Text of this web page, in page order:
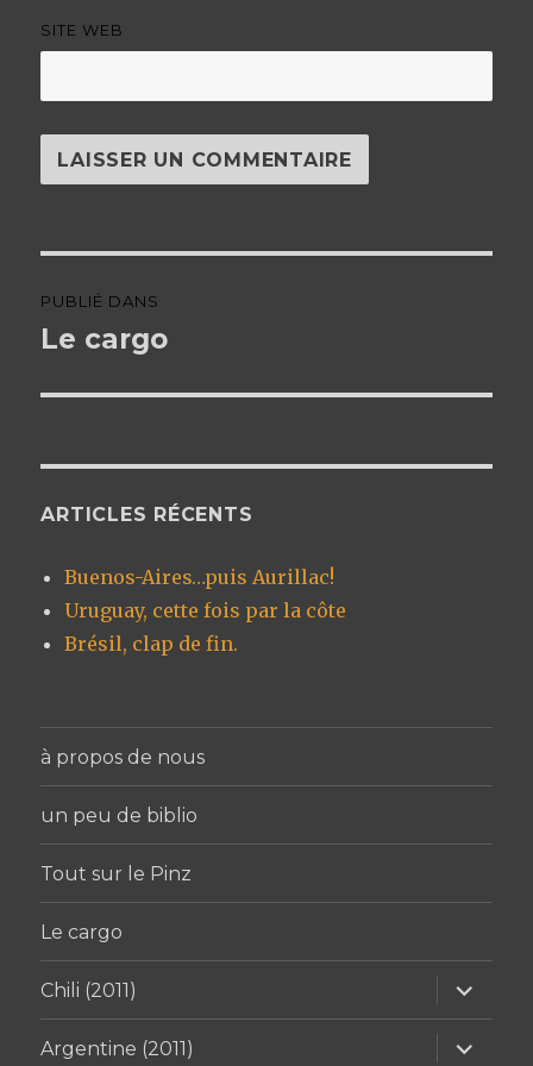
SITE WEB
de
PUBLIÉ DANS
Le cargo
ARTICLES RÉCENTS
Buenos-Aires…puis Aurillac!
Uruguay, cette fois par la côte
Brésil, clap de fin.
à propos de nous
un peu de biblio
Tout sur le Pinz
Le cargo
Chili (2011)
ouvrir
le
sous-
menu
Argentine (2011)
ouvrir